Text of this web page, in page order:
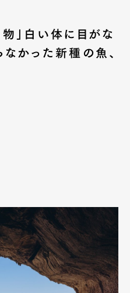
」白い体に目がな
かった新種の魚、